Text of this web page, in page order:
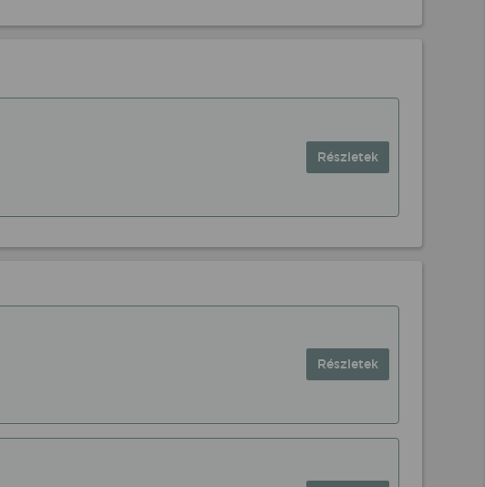
Részletek
Részletek